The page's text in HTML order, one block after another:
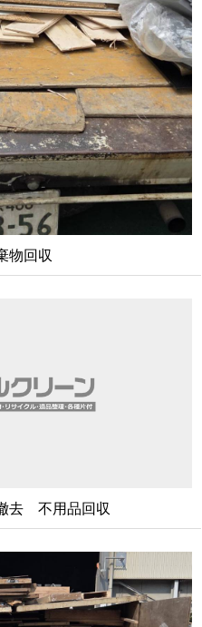
回収
去 不用品回収